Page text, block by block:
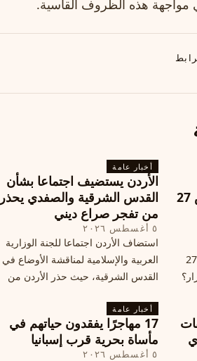
هذه الظروف القاسية.
عدسات هاتف غالاكسي إس 27
عدسات هاتفها الرائد غالاكسي إس 27
أخبار عامة
الأردن يستضيف اجتماعا بشأن
القدس الشرقية والصفدي يحذر
من تفجر صراع ديني
٥ أغسطس ٢٠٢٦
استضاف الأردن اجتماعا للجنة الوزارية
العربية والإسلامية لمناقشة الأوضاع في
القدس الشرقية، حيث حذر الأردن من
الدول إلى الامتناع عن نقل سفاراتها إلى
القدس، ما يزيد التوتر في المنطقة
أخبار عامة
17 مهاجرًا يفقدون حياتهم في
مأساة بحرية قرب إسبانيا
٥ أغسطس ٢٠٢٦